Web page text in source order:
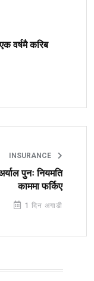
वर्षमै करिब
INSURANCE
पुनः नियमति
काममा फर्किए
1 दिन अगाडी